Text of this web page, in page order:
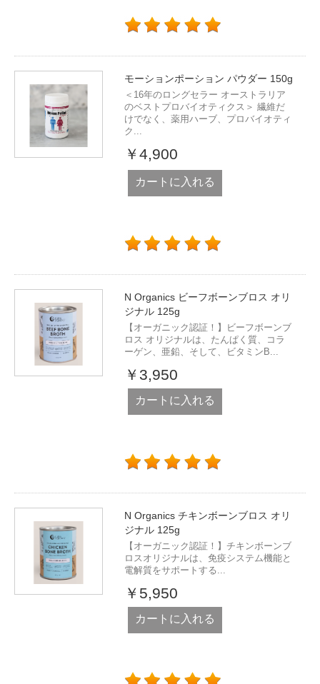
モーションポーション パウダー 150g
＜16年のロングセラー オーストラリア
のベストプロバイオティクス＞ 繊維だ
けでなく、薬用ハーブ、プロバイオティ
ク...
￥4,900
カートに入れる
N Organics ビーフボーンブロス オリ
ジナル 125g
【オーガニック認証！】ビーフボーンブ
ロス オリジナルは、たんぱく質、コラ
ーゲン、亜鉛、そして、ビタミンB...
￥3,950
カートに入れる
N Organics チキンボーンブロス オリ
ジナル 125g
【オーガニック認証！】チキンボーンブ
ロスオリジナルは、免疫システム機能と
電解質をサポートする...
￥5,950
カートに入れる